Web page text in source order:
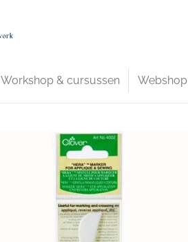
Workshop & cursussen Webshop